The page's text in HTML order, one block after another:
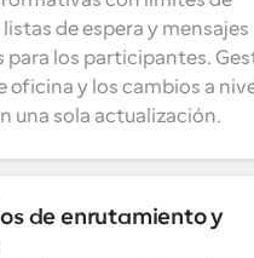
de espera y mensajes
para los participantes.
oficina y los cambios a
una sola actualización.
de enrutamiento y